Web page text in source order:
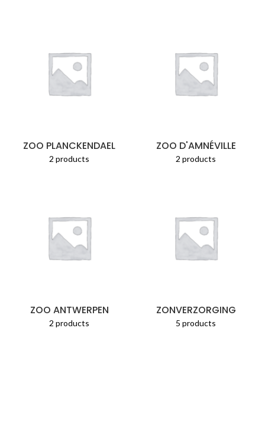
ZOO PLANCKENDAEL
2 products
ZOO D'AMNÉVILLE
2 products
ZOO ANTWERPEN
2 products
ZONVERZORGING
5 products